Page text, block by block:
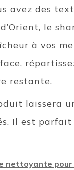
avez des
le
à vos
restante.
laissera
Il est
nettoyante